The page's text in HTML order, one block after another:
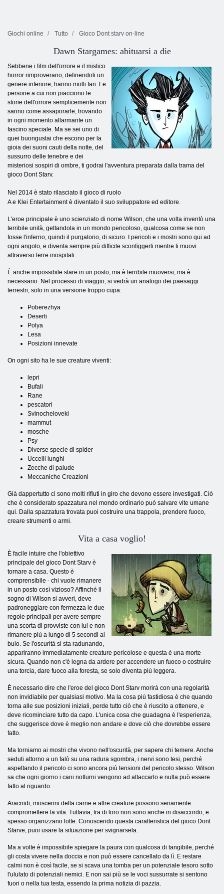
Giochi online Tutto Gioco Dont starv on-line
Dawn Stargames: abituarsi a die
Sebbene i film dell'orrore e il mistico
horror rimproverano, definendoli un
genere inferiore, hanno molti fan. Le
persone a cui non piacciono le
storie dell'orrore semplicemente non
sanno come assaporarle, trovando
in ogni momento allarmante un
fascino speciale. Ma se sei uno di
quei buongustai che escono per la
gioia dei suoni cauti della notte, del
sussurro delle tenebre e dei
misteriosi sospiri di ombre, ti godrai l'avventura preparata dalla trama del
gioco Dont Starv.
Nel 2014 è stato rilasciato il gioco di ruolo
A e Klei Entertainment è diventato il suo sviluppatore ed editore.
L'eroe principale è uno scienziato di nome Wilson, che una volta inventò una
terribile unità, gettandola in un mondo pericoloso, qualcosa come se non
fosse l'inferno, quindi il purgatorio, di sicuro. I pericoli e i mostri sono qui ad
ogni angolo, e diventa sempre più difficile sconfiggerli mentre ti muovi
attraverso terre inospitali.
È anche impossibile stare in un posto, ma è terribile muoversi, ma è
necessario. Nel processo di viaggio, si vedrà un analogo dei paesaggi
terrestri, solo in una versione troppo cupa:
Poberezhya
Deserti
Polya
Lesa
Posizioni innevate
On ogni sito ha le sue creature viventi:
lepri
Bufali
Rane
pescatori
Svinocheloveki
mammut
mosche
Psy
Diverse specie di spider
Uccelli lunghi
Zecche di palude
Meccaniche Creazioni
Già dappertutto ci sono molti rifiuti in giro che devono essere investigati. Ciò
che è considerato spazzatura nel mondo ordinario può salvare vite umane
qui. Dalla spazzatura trovata puoi costruire una trappola, prendere fuoco,
creare strumenti o armi.
Vita a casa voglio!
È facile intuire che l'obiettivo
principale del gioco Dont Starv è
tornare a casa. Questo è
comprensibile - chi vuole rimanere
in un posto così vizioso? Affinché il
sogno di Wilson si avveri, deve
padroneggiare con fermezza le due
regole principali per avere sempre
una scorta di provviste con lui e non
rimanere più a lungo di 5 secondi al
buio. Se l'oscurità si sta radunando,
appariranno immediatamente creature pericolose e questa è una morte
sicura. Quando non c'è legna da ardere per accendere un fuoco o costruire
una torcia, dare fuoco alla foresta, se solo diventa più leggera.
È necessario dire che l'eroe del gioco Dont Starv morirà con una regolarità
non invidiabile per qualsiasi motivo. Ma la cosa più fastidiosa è che quando
torna alle sue posizioni iniziali, perde tutto ciò che è riuscito a ottenere, e
deve ricominciare tutto da capo. L'unica cosa che guadagna è l'esperienza,
che suggerisce dove è meglio non andare e dove ciò che dovrebbe essere
fatto.
Ma torniamo ai mostri che vivono nell'oscurità, per sapere chi temere. Anche
seduti attorno a un falò su una radura sgombra, i nervi sono tesi, perché
aspettando il pericolo ci sono ancora più tensioni del pericolo stesso. Wilson
sa che ogni giorno i cani notturni vengono ad attaccarlo e nulla può essere
fatto al riguardo.
Aracnidi, moscerini della carne e altre creature possono seriamente
compromettere la vita. Tuttavia, tra di loro non sono anche in disaccordo, e
spesso organizzano lotte. Conoscendo questa caratteristica del gioco Dont
Starve, puoi usare la situazione per svignarsela.
Ma a volte è impossibile spiegare la paura con qualcosa di tangibile, perché
gli costa vivere nella doccia e non può essere cancellato da lì. E restare
calmi non è così facile, se si scava una tomba per un potenziale tesoro sotto
l'ululato di potenziali nemici. E non sai più se le voci sussurrate si sentono
fuori o nella tua testa, essendo la prima notizia di pazzia.